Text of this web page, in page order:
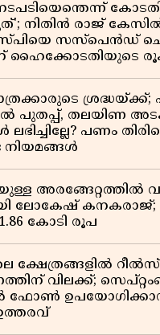
നിതിൻ രാജ്
സസ്പെൻഡ്
ഹൈക്കോടതിയുടെ
പുതപ്പ്, തലയിണ
പണം
നിയമങ്ങൾ
അരങ്ങേറ്റത്തിൽ
ലോകേഷ് കനകരാജ്;
കോടി രൂപ
ക്ഷേത്രങ്ങളിൽ റീൽസ്
വിലക്ക്;
ഉപയോഗിക്കാൻ